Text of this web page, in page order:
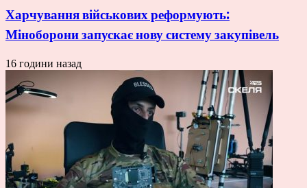
Харчування військових реформують:
Міноборони запускає нову систему закупівель
16 години назад